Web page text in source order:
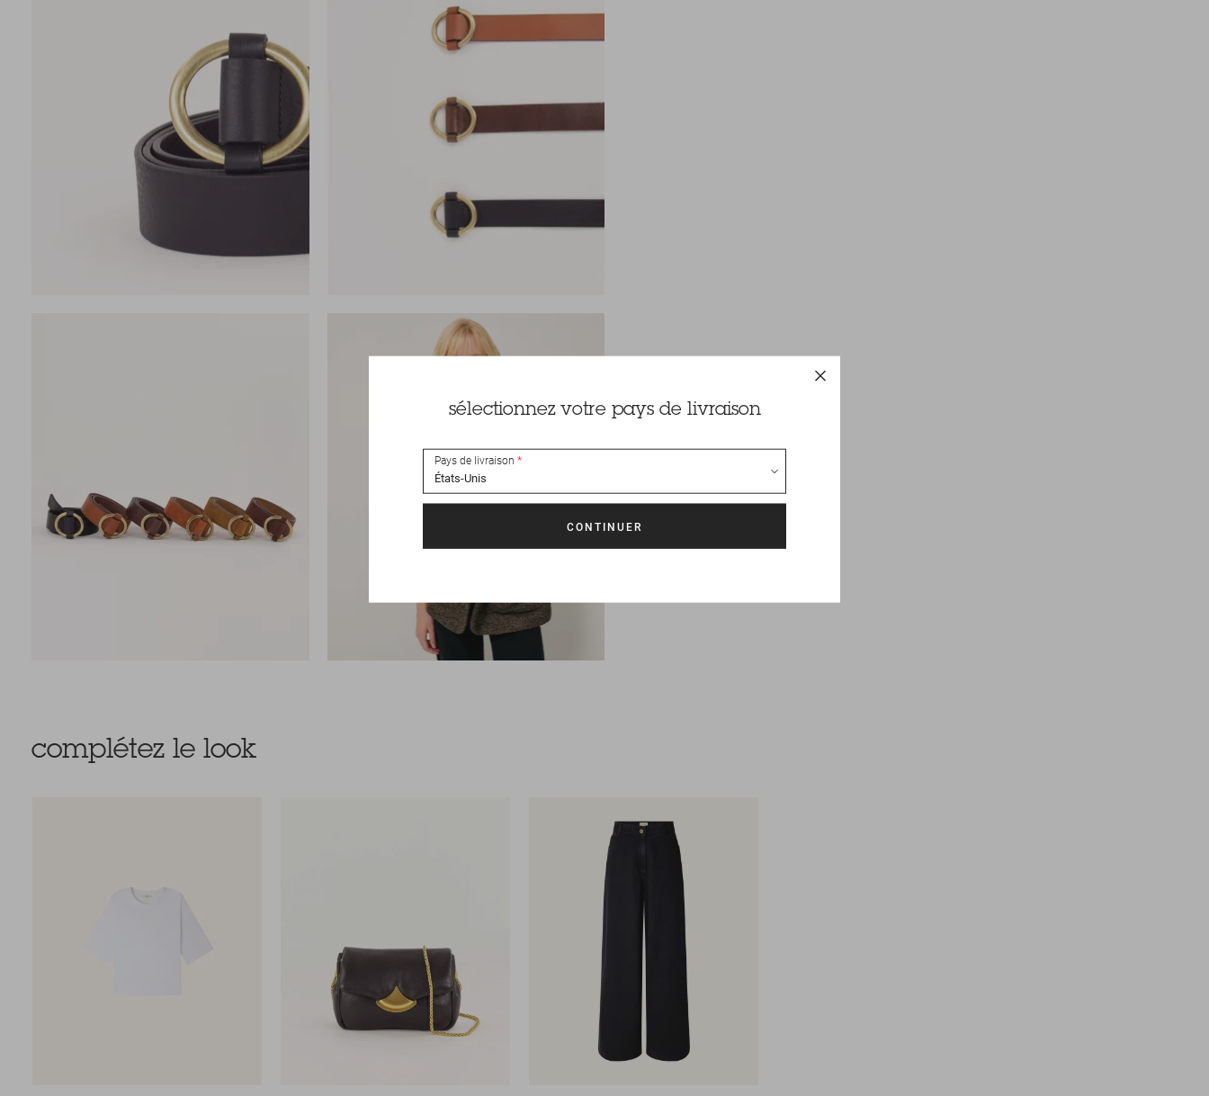
complétez le look
sélectionnez votre pays de livraison
Pays de livraison